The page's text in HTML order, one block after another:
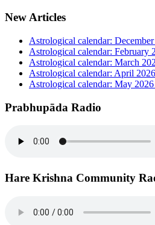
New Articles
Astrological calendar:
Astrological calendar: February
Astrological calendar: March
Astrological calendar: April 2026
Astrological calendar: May 2026
Prabhupāda Radio
Hare Krishna Community